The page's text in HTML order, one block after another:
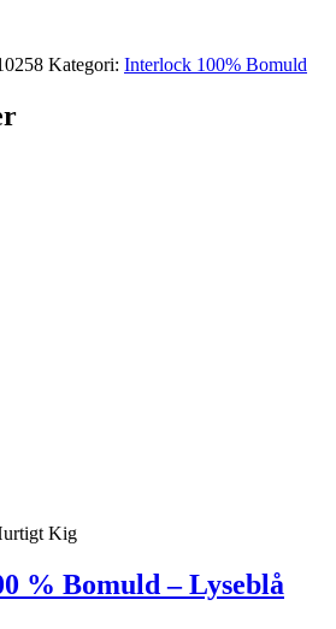
Kategori: Interlock 100% Bomuld
Kig
% Bomuld – Lyseblå